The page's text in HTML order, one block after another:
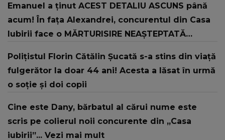
Emanuel a ținut ACEST DETALIU ASCUNS până
acum! În fața Alexandrei, concurentul din Casa
Iubirii face o MĂRTURISIRE NEAȘTEPTATĂ
te iubesc pentru că..."
Polițistul Florin Cătălin Șucată s-a stins din viață
fulgerător la doar 44 ani! Acesta a lăsat în urmă
o soție și doi copii
Cine este Dany, bărbatul al cărui nume este
scris pe colierul noii concurente din „Casa
iubirii”... Vezi mai mult